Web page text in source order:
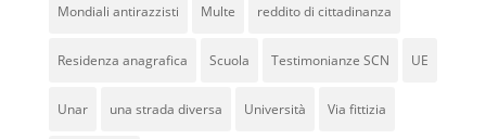
Mondiali antirazzisti Multe reddito di cittadinanza
Residenza anagrafica Scuola Testimonianze SCN UE
Unar una strada diversa Università Via fittizia